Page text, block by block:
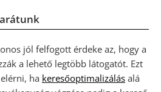
jól felfogott érdeke az, hogy a
a lehető legtöbb látogatót. Ezt
ha keresőoptimalizálás alá